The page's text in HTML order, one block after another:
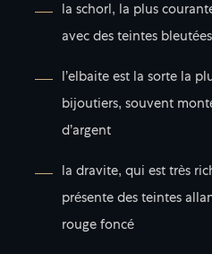
la schorl, la plus
avec des teintes bleutées
l’elbaite est la sorte la
bijoutiers, souvent
d’argent
la dravite, qui est très
présente des teintes
rouge foncé